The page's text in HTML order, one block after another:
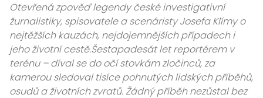
Otevřená zpověď legendy české investigativní
žurnalistiky, spisovatele a scenáristy Josefa Klímy o
nejtěžších kauzách, nejdojemnějších případech i
jeho životní cestě.Šestapadesát let reportérem v
terénu – díval se do očí stovkám zločinců, za
kamerou sledoval tisíce pohnutých lidských příběhů,
osudů a životních zvratů. Žádný příběh nezůstal bez